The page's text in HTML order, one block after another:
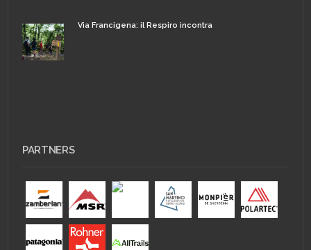
Via Francigena: il Respiro incontra
PARTNERS